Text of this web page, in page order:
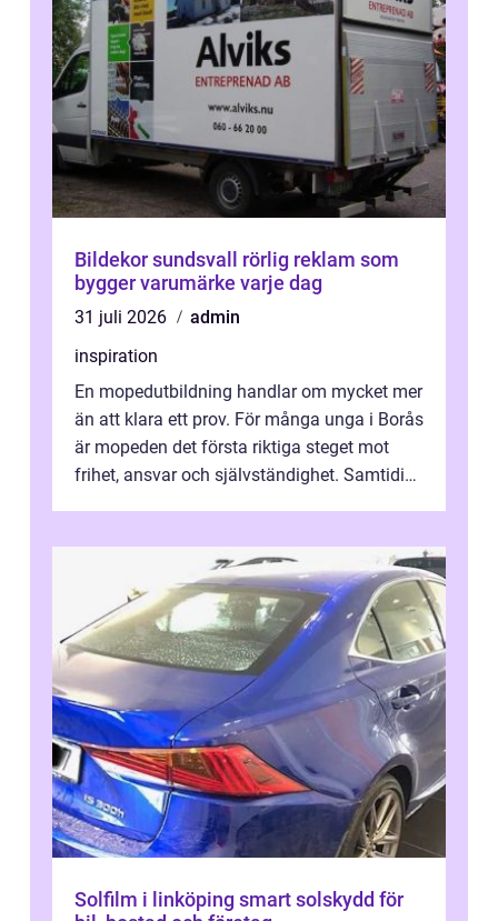
Bildekor sundsvall rörlig reklam som
bygger varumärke varje dag
31 juli 2026
admin
inspiration
En mopedutbildning handlar om mycket mer
än att klara ett prov. För många unga i Borås
är mopeden det första riktiga steget mot
frihet, ansvar och självständighet. Samtidigt
Solfilm i linköping smart solskydd för